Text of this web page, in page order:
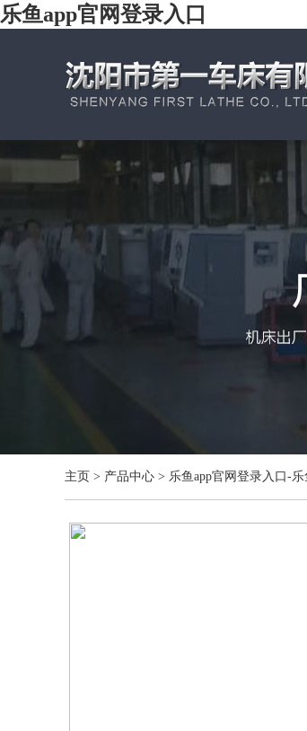
乐鱼app官网登录入口
主页 > 产品中心 > 乐鱼app官网登录入口-